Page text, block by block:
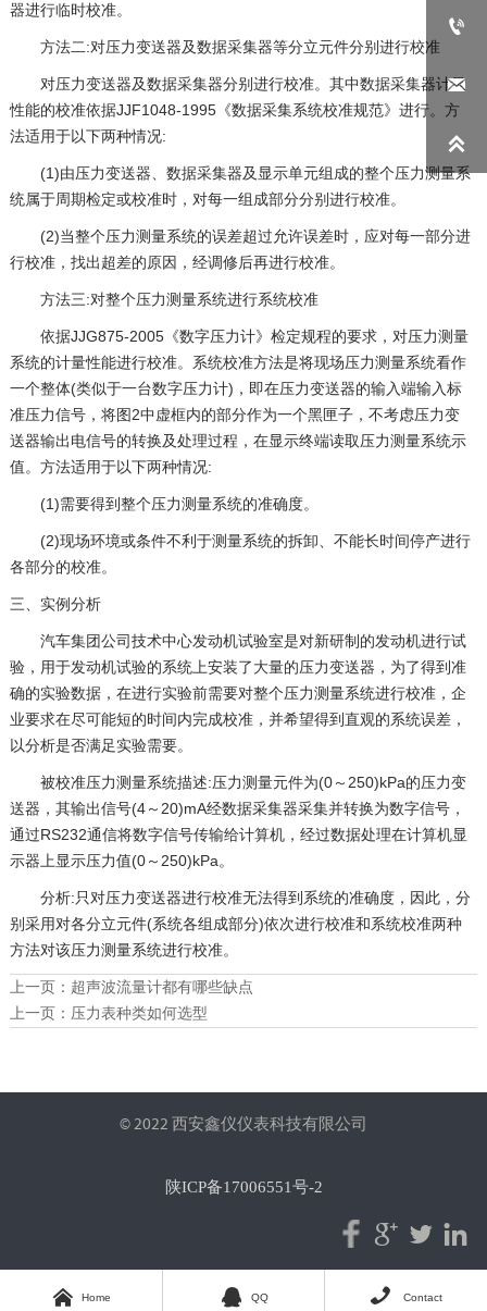
器进行临时校准。
方法二:对压力变送器及数据采集器等分立元件分别进行校准
对压力变送器及数据采集器分别进行校准。其中数据采集器计量
性能的校准依据JJF1048-1995《数据采集系统校准规范》进行。方
法适用于以下两种情况:
(1)由压力变送器、数据采集器及显示单元组成的整个压力测量系
统属于周期检定或校准时，对每一组成部分分别进行校准。
(2)当整个压力测量系统的误差超过允许误差时，应对每一部分进
行校准，找出超差的原因，经调修后再进行校准。
方法三:对整个压力测量系统进行系统校准
依据JJG875-2005《数字压力计》检定规程的要求，对压力测量
系统的计量性能进行校准。系统校准方法是将现场压力测量系统看作
一个整体(类似于一台数字压力计)，即在压力变送器的输入端输入标
准压力信号，将图2中虚框内的部分作为一个黑匣子，不考虑压力变
送器输出电信号的转换及处理过程，在显示终端读取压力测量系统示
值。方法适用于以下两种情况:
(1)需要得到整个压力测量系统的准确度。
(2)现场环境或条件不利于测量系统的拆卸、不能长时间停产进行
各部分的校准。
三、实例分析
汽车集团公司技术中心发动机试验室是对新研制的发动机进行试
验，用于发动机试验的系统上安装了大量的压力变送器，为了得到准
确的实验数据，在进行实验前需要对整个压力测量系统进行校准，企
业要求在尽可能短的时间内完成校准，并希望得到直观的系统误差，
以分析是否满足实验需要。
被校准压力测量系统描述:压力测量元件为(0～250)kPa的压力变
送器，其输出信号(4～20)mA经数据采集器采集并转换为数字信号，
通过RS232通信将数字信号传输给计算机，经过数据处理在计算机显
示器上显示压力值(0～250)kPa。
分析:只对压力变送器进行校准无法得到系统的准确度，因此，分
别采用对各分立元件(系统各组成部分)依次进行校准和系统校准两种
方法对该压力测量系统进行校准。
上一页： 超声波流量计都有哪些缺点
上一页： 压力表种类如何选型
© 2022 西安鑫仪仪表科技有限公司
陕ICP备17006551号-2
  
 Home  QQ  Contact


